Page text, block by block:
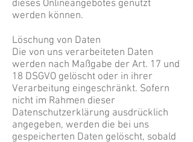
dieses Onlineangebotes genutzt
werden können.
Löschung von Daten
Die von uns verarbeiteten Daten
werden nach Maßgabe der Art. 17 und
18 DSGVO gelöscht oder in ihrer
Verarbeitung eingeschränkt. Sofern
nicht im Rahmen dieser
Datenschutzerklärung ausdrücklich
angegeben, werden die bei uns
gespeicherten Daten gelöscht, sobald